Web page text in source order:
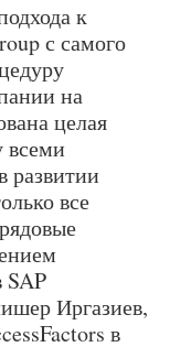
к
с самого
на
целая
всеми
развитии
все
SAP
Иргазиев,
в